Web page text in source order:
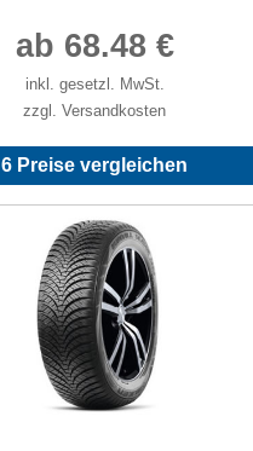
ab 68.48 €
inkl. gesetzl. MwSt.
zzgl. Versandkosten
6 Preise vergleichen